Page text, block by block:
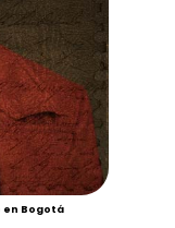
en Bogotá